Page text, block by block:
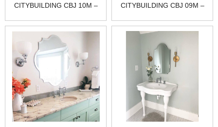
CITYBUILDING CBJ 10M –
CHIẾU SẮC NÉT, HOÀN
THIỆN CHUẨN XƯỞNG
CITYBUILDING CBJ 09M –
CHIẾU SẮC NÉT, HOÀN
THIỆN CHUẨN XƯỞNG